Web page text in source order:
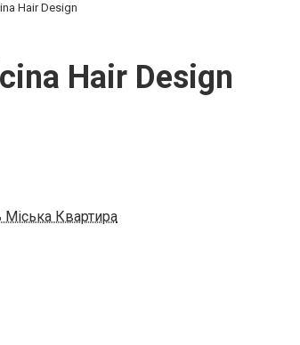
Hair Design
Hair Design
Міська Квартира